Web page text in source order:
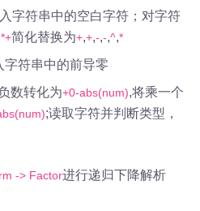
字符串中的空白字符；对字符
*+简化替换为+,+,-,-,^,*
符串中的前导零
数转化为+0-abs(num),将乘一个
;读取字符并判断类型，
-> Factor进行递归下降解析